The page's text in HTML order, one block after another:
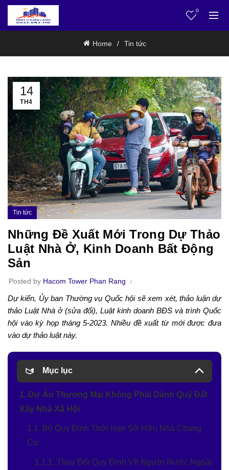
0
Home Tin tức
14
TH4
Tin tức
Những Đề Xuất Mới Trong Dự Thảo
Luật Nhà Ở, Kinh Doanh Bất Động
Sản
Posted by Hacom Tower Phan Rang
Dự kiến, Ủy ban Thường vụ Quốc hội sẽ xem xét, thảo luận dự
thảo Luật Nhà ở (sửa đổi), Luật kinh doanh BĐS và trình Quốc
hội vào kỳ họp tháng 5-2023. Nhiều đề xuất từ mới được đưa
vào dự thảo luật này.
Mục lục
1. Dự Án Thương Mại Không Phải Dành Quỹ Đất
Xây Nhà Xã Hội
1.1. Bỏ Quy Định Thời Hạn Sở Hữu Nhà Chung
Cư
1.1.1. Thay Đổi Quy Định Về Người Nước Ngoài